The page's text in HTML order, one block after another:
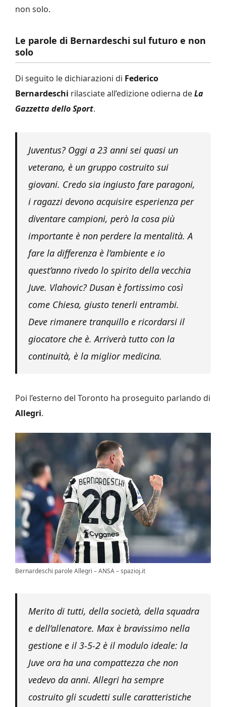
non solo.
Le parole di Bernardeschi sul futuro e non
solo
Di seguito le dichiarazioni di Federico
Bernardeschi rilasciate all’edizione odierna deLa
Gazzetta dello Sport.
Juventus? Oggi a 23 anni sei quasi un
veterano, è un gruppo costruito sui
giovani. Credo sia ingiusto fare paragoni,
i ragazzi devono acquisire esperienza per
diventare campioni, però la cosa più
importante è non perdere la mentalità. A
fare la differenza è l’ambiente e io
quest’anno rivedo lo spirito della vecchia
Juve. Vlahovic? Dusan è fortissimo così
come Chiesa, giusto tenerli entrambi.
Deve rimanere tranquillo e ricordarsi il
giocatore che è. Arriverà tutto con la
continuità, è la miglior medicina.
Poi l’esterno del Toronto ha proseguito parlando di
Allegri.
Bernardeschi parole Allegri – ANSA – spazioj.it
Merito di tutti, della società, della squadra
e dell’allenatore. Max è bravissimo nella
gestione e il 3-5-2 è il modulo ideale: la
Juve ora ha una compattezza che non
vedevo da anni. Allegri ha sempre
costruito gli scudetti sulle caratteristiche